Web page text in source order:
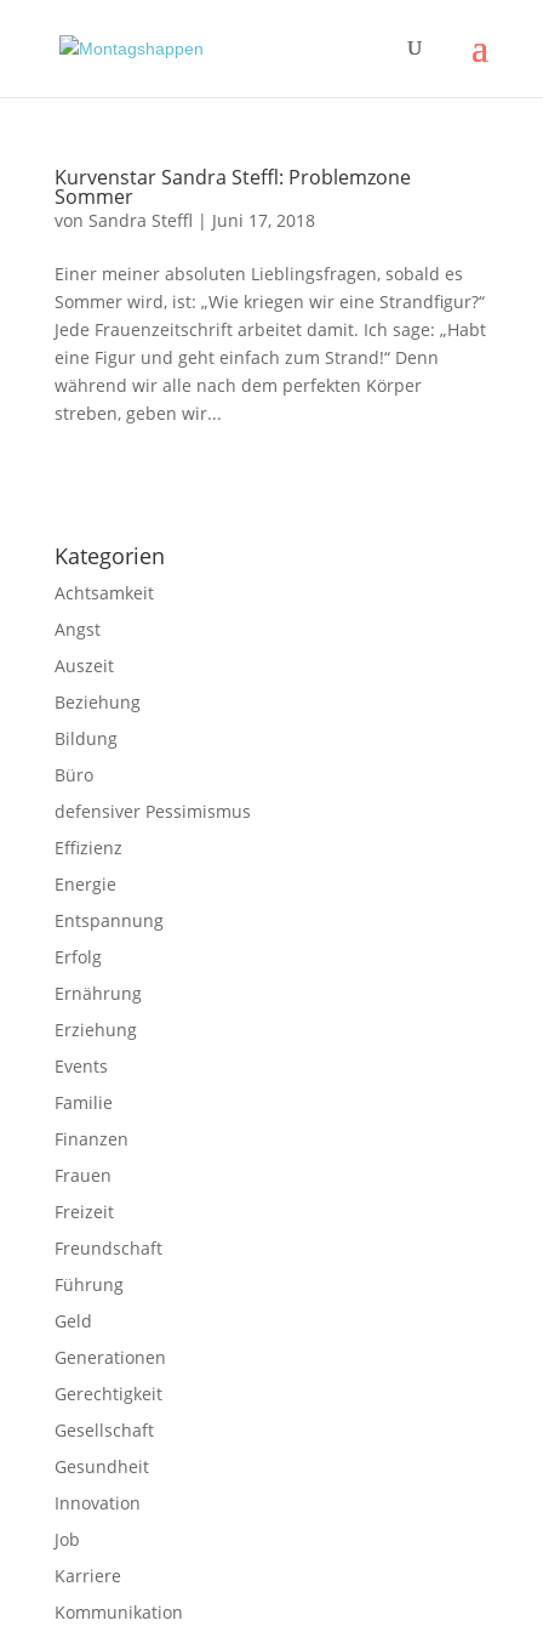
Kurvenstar Sandra Steffl: Problemzone
Sommer
von Sandra Steffl | Juni 17, 2018
Einer meiner absoluten Lieblingsfragen, sobald es
Sommer wird, ist: „Wie kriegen wir eine Strandfigur?“
Jede Frauenzeitschrift arbeitet damit. Ich sage: „Habt
eine Figur und geht einfach zum Strand!“ Denn
während wir alle nach dem perfekten Körper
streben, geben wir...
Kategorien
Achtsamkeit
Angst
Auszeit
Beziehung
Bildung
Büro
defensiver Pessimismus
Effizienz
Energie
Entspannung
Erfolg
Ernährung
Erziehung
Events
Familie
Finanzen
Frauen
Freizeit
Freundschaft
Führung
Geld
Generationen
Gerechtigkeit
Gesellschaft
Gesundheit
Innovation
Job
Karriere
Kommunikation